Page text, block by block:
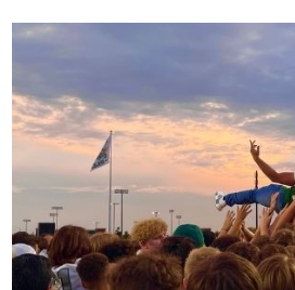
Infos
&
Erfahrungen
Preise